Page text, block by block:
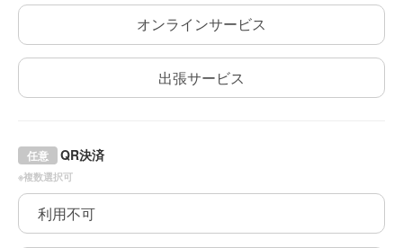
オンラインサービス
出張サービス
QR決済
任意
※複数選択可
利用不可